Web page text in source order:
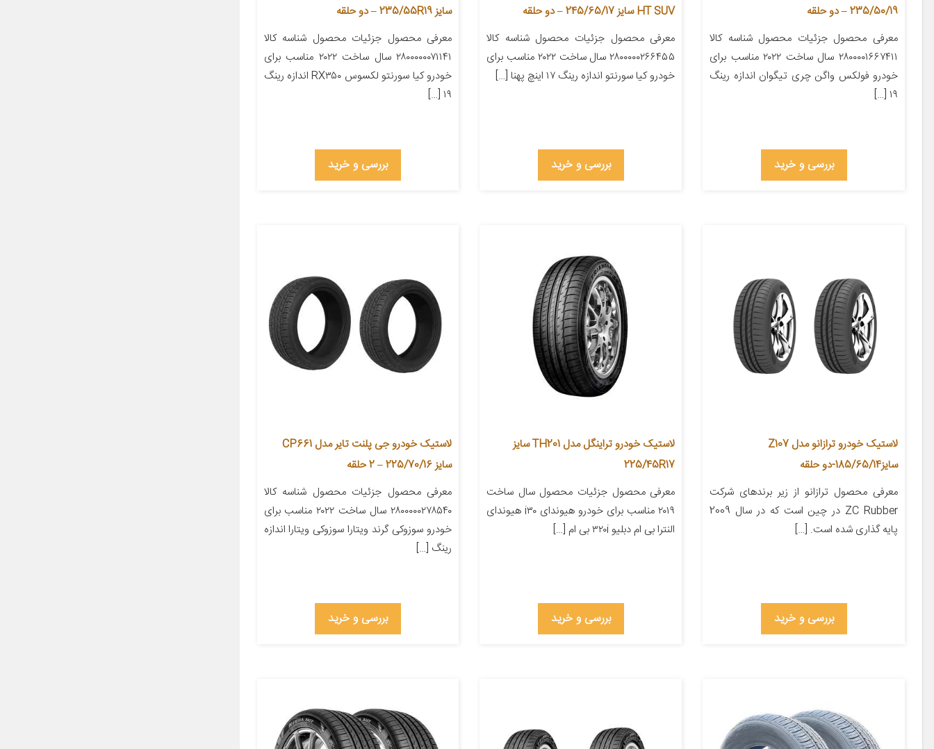
235/50/19 – دو حلقه
معرفی محصول جزئیات محصول شناسه کالا
۲۸۰۰۰۰۱۶۶۷۴۱۱ سال ساخت ۲۰۲۲ مناسب برای
خودرو فولکس واگن چری تیگوان اندازه رینگ
۱۹ […]
بررسی و خرید
HT SUV سایز 245/65/17 – دو حلقه
معرفی محصول جزئیات محصول شناسه کالا
۲۸۰۰۰۰۰۲۶۶۴۵۵ سال ساخت ۲۰۲۲ مناسب برای
خودرو کیا سورنتو اندازه رینگ ۱۷ اینچ پهنا […]
بررسی و خرید
سایز 235/55R19 – دو حلقه
معرفی محصول جزئیات محصول شناسه کالا
۲۸۰۰۰۰۰۰۷۱۱۴۱ سال ساخت ۲۰۲۲ مناسب برای
خودرو کیا سورنتو لکسوس RX۳۵۰ اندازه رینگ
۱۹ […]
بررسی و خرید
لاستیک خودرو ترازانو مدل Z107
سایز185/65/14-دو حلقه
معرفی محصول ترازانو از زیر برندهای شرکت
ZC Rubber در چین است که در سال 2009
پایه گذاری شده است. […]
بررسی و خرید
لاستیک خودرو تراینگل مدل TH201 سایز
225/45R17
معرفی محصول جزئیات محصول سال ساخت
۲۰۱۹ مناسب برای خودرو هیوندای i۳۰ هیوندای
النترا بی ام دبلیو ۳۲۰i بی ام […]
بررسی و خرید
لاستیک خودرو جی پلنت تایر مدل CP661
سایز 225/70/16 – 2 حلقه
معرفی محصول جزئیات محصول شناسه کالا
۲۸۰۰۰۰۰۲۷۸۵۴۰ سال ساخت ۲۰۲۲ مناسب برای
خودرو سوزوکی گرند ویتارا سوزوکی ویتارا اندازه
رینگ […]
بررسی و خرید